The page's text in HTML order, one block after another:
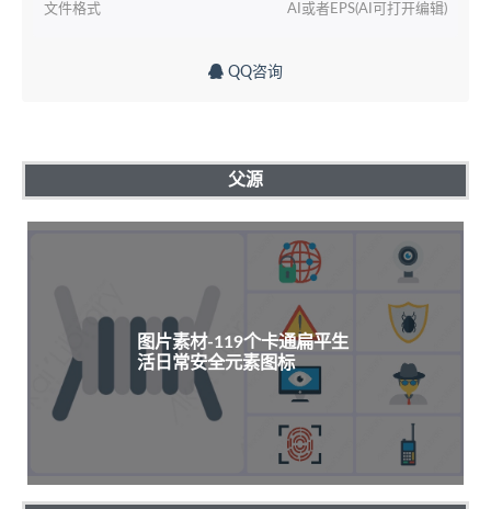
文件格式 AI或者EPS(AI可打开编辑)
QQ咨询
父源
图片素材-119个卡通扁平生
活日常安全元素图标